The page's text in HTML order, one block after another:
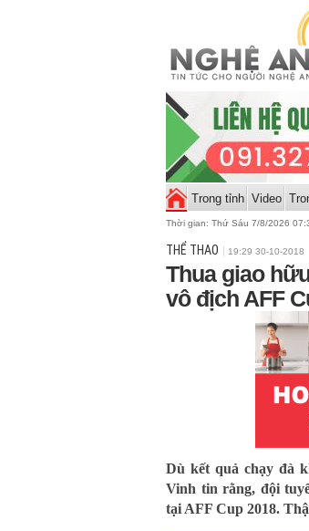
Trong tỉnh Video
Thời gian: Thứ Sáu 7/8/2026
THỂ THAO 19:29 30-10-2018
Thua giao
vô địch AFF
Dù kết quả chạy đà
Vinh tin rằng, đội
tại AFF Cup 2018.